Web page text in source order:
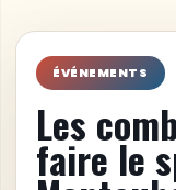
ÉVÉNEMENTS
Les
faire le